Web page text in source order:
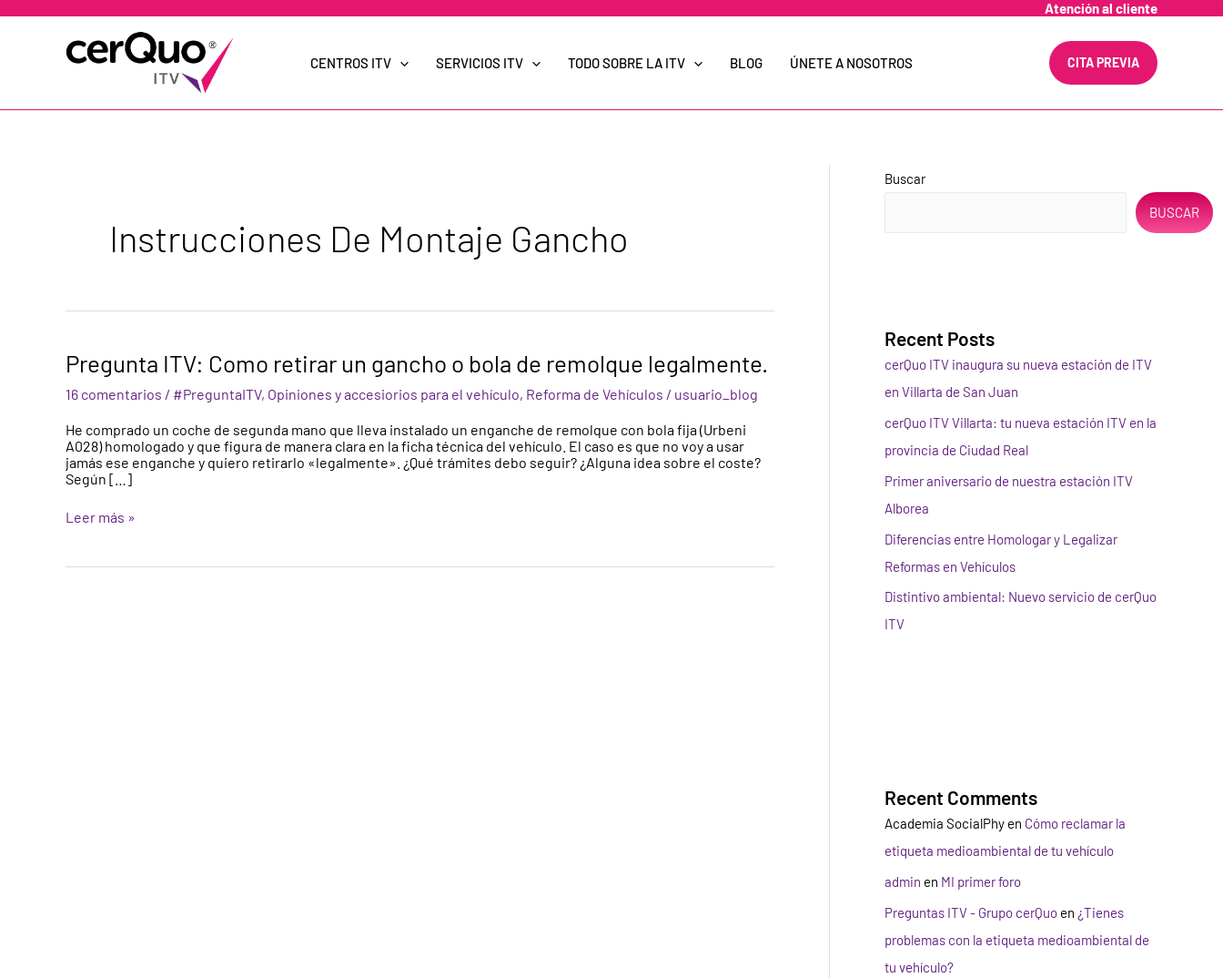
Atención al cliente
CENTROS ITV SERVICIOS ITV TODO SOBRE LA ITV BLOG ÚNETE A NOSOTROS CITA PREVIA
Instrucciones De Montaje Gancho
Pregunta ITV: Como retirar un gancho o bola de remolque legalmente.
16 comentarios / #PreguntaITV, Opiniones y accesiorios para el vehículo, Reforma de Vehículos / usuario_blog
He comprado un coche de segunda mano que lleva instalado un enganche de remolque con bola fija (Urbeni
A028) homologado y que figura de manera clara en la ficha técnica del vehículo. El caso es que no voy a usar
jamás ese enganche y quiero retirarlo «legalmente». ¿Qué trámites debo seguir? ¿Alguna idea sobre el coste?
Según […]
Pregunta
ITV:
Como
retirar
gancho
o
bola
de
legalmente.
Leer más »
Buscar
BUSCAR
Recent Posts
cerQuo ITV inaugura su nueva estación de ITV
en Villarta de San Juan
cerQuo ITV Villarta: tu nueva estación ITV en la
provincia de Ciudad Real
Primer aniversario de nuestra estación ITV
Alborea
Diferencias entre Homologar y Legalizar
Reformas en Vehículos
Distintivo ambiental: Nuevo servicio de cerQuo
ITV
Recent Comments
Academia SocialPhy en Cómo reclamar la
etiqueta medioambiental de tu vehículo
admin en MI primer foro
Preguntas ITV - Grupo cerQuo en ¿Tienes
problemas con la etiqueta medioambiental de
tu vehículo?